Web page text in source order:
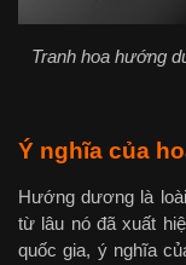
Tranh hoa hướng
Ý nghĩa của
Hướng dương là
từ lâu nó đã xuất
quốc gia, ý nghĩa